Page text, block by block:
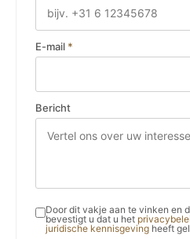
E-mail *
Bericht
Door dit vakje aan te vinken en
bevestigt u dat u het
juridische kennisgeving heeft